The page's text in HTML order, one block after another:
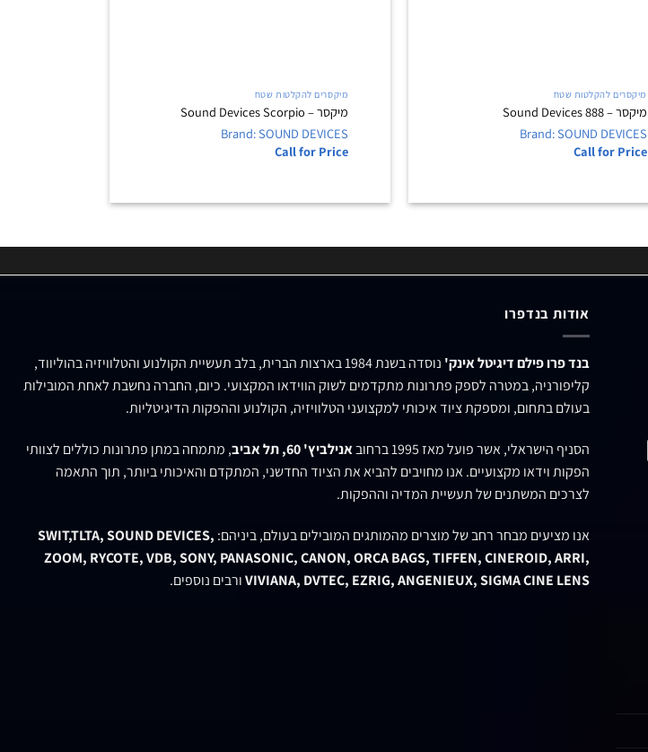
מיקסרים להקלטות שטח
מיקסר – Sound Devices 888
Brand: SOUND DEVICES
Call for Price
מיקסרים להקלטות שטח
מיקסר – Sound Devices Scorpio
Brand: SOUND DEVICES
Call for Price
אודות בנדפרו
בנד פרו פילם דיגיטל אינק'
נוסדה בשנת 1984 בארצות הברית, בלב תעשיית הקולנוע והטלוויזיה בהוליווד,
קליפורניה, במטרה לספק פתרונות מתקדמים לשוק הווידאו המקצועי. כיום, החברה נחשבת לאחת המובילות
בעולם בתחום, ומספקת ציוד איכותי למקצועני הטלוויזיה, הקולנוע וההפקות הדיגיטליות.
הסניף הישראלי, אשר פועל מאז 1995 ברחוב אנילביץ' 60, תל אביב
, מתמחה במתן פתרונות כוללים לצוותי
הפקות וידאו מקצועיים. אנו מחויבים להביא את הציוד החדשני, המתקדם והאיכותי ביותר, תוך התאמה
לצרכים המשתנים של תעשיית המדיה וההפקות.
אנו מציעים מבחר רחב של מוצרים מהמותגים המובילים בעולם, ביניהם: SWIT,TLTA, SOUND DEVICES,
ZOOM, RYCOTE, VDB, SONY, PANASONIC, CANON, ORCA BAGS, TIFFEN, CINEROID, ARRI,
VIVIANA, DVTEC, EZRIG, ANGENIEUX, SIGMA CINE LENSורבים נוספים.